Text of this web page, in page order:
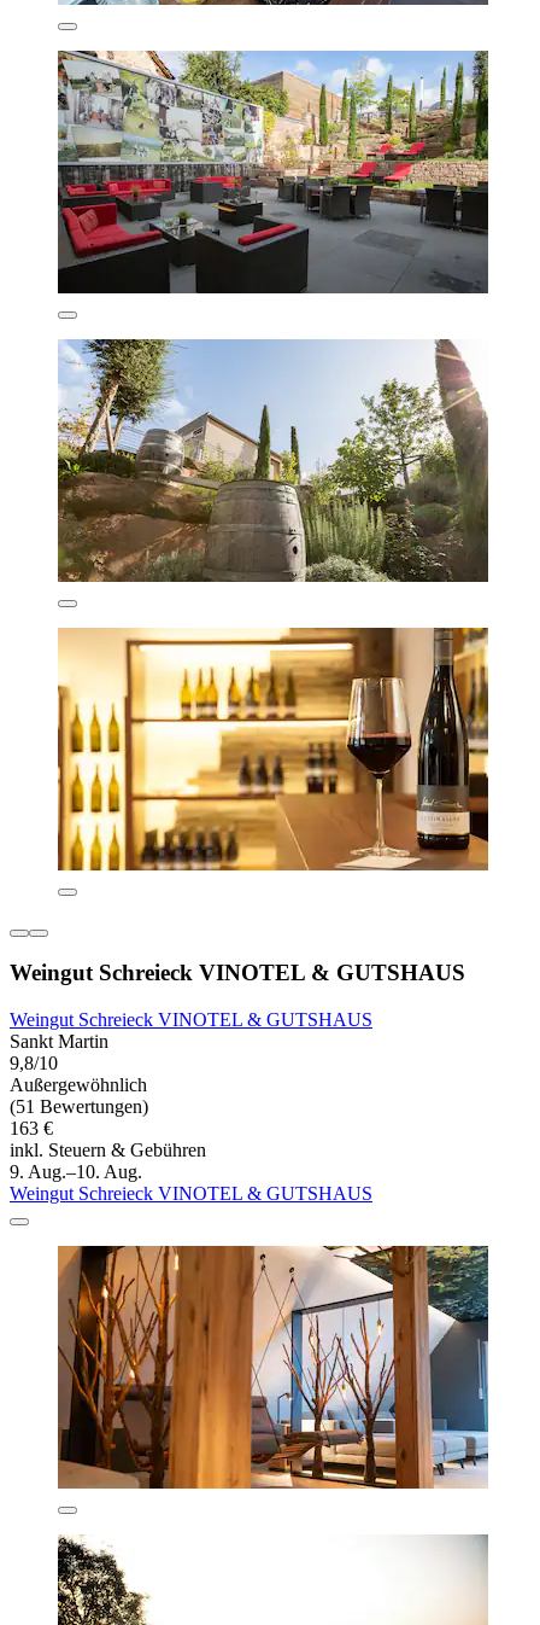
Weingut Schreieck VINOTEL & GUTSHAUS
Weingut Schreieck VINOTEL & GUTSHAUS
Sankt Martin
9,8/10
Außergewöhnlich
(51 Bewertungen)
163 €
inkl. Steuern & Gebühren
9. Aug.–10. Aug.
Weingut Schreieck VINOTEL & GUTSHAUS